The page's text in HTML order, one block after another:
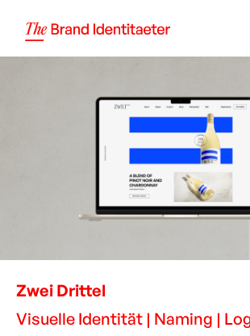
Zwei Drittel
Visuelle Identität | Naming |